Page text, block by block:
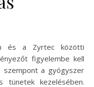
és a Zyrtec közötti
figyelembe kell
szempont a gyógyszer
tünetek kezelésében.